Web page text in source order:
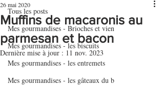
Tous les posts
Mes gourmandises - Brioches et vien
Mes gourmandises - les biscuits
Mes gourmandises - les entremets
Mes gourmandises - les gâteaux du b
Muffins de macaronis au
parmesan et bacon
26 mai 2020
Dernière mise à jour : 11 nov. 2023